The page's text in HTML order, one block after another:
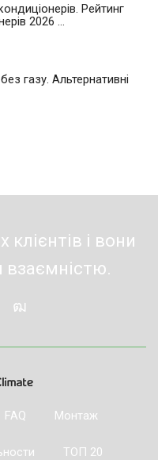
Рейтинг
2026 ...
газу. Альтернативні
і вони
взаємністю.
FAQ Монтаж
ТОП 20